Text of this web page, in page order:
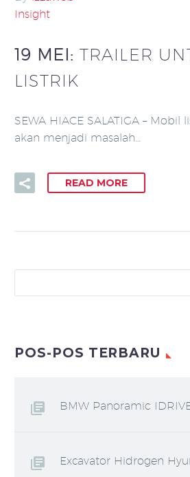
Insight
19 MEI: TRAILER
LISTRIK
SEWA HIACE SALATIGA –
akan menjadi masalah…
READ MORE
POS-POS TERBARU
BMW Panoramic
Excavator Hidrogen